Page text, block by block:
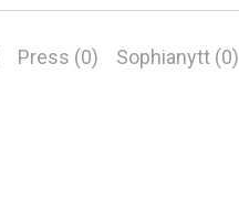
Press (0) Sophianytt (0)